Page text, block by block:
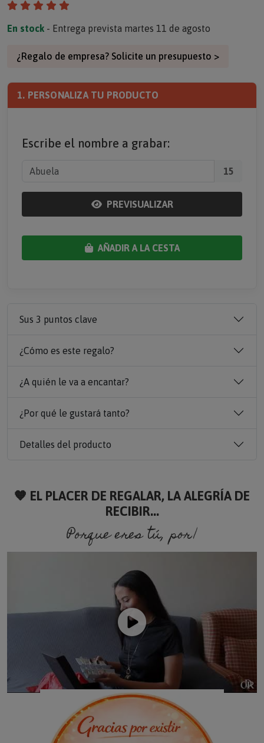
En stock - Entrega prevista martes 11 de agosto
¿Regalo de empresa? Solicite un presupuesto >
1. PERSONALIZA TU PRODUCTO
Escribe el nombre a grabar:
15
PREVISUALIZAR
AÑADIR A LA CESTA
Sus 3 puntos clave
¿Cómo es este regalo?
¿A quién le va a encantar?
¿Por qué le gustará tanto?
Detalles del producto
🧡 EL PLACER DE REGALAR, LA ALEGRÍA DE
RECIBIR...
Porque eres tú, porque so